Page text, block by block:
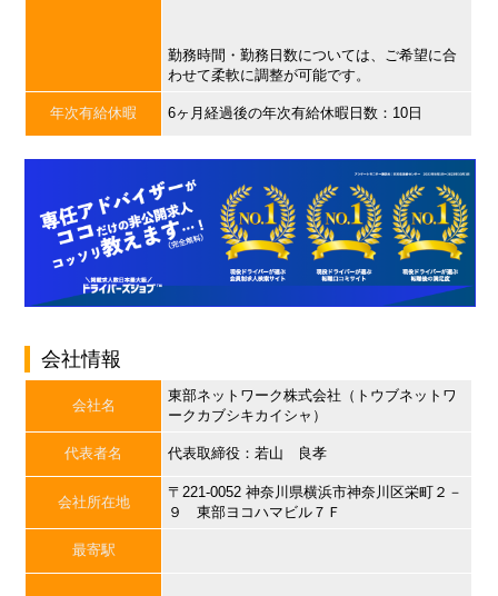
勤務時間・勤務日数については、ご希望に合
わせて柔軟に調整が可能です。
年次有給休暇 6ヶ月経過後の年次有給休暇日数：10日
会社情報
会社名
東部ネットワーク株式会社（トウブネットワ
ークカブシキカイシャ）
代表者名 代表取締役：若山 良孝
会社所在地
〒221-0052 神奈川県横浜市神奈川区栄町２－
９ 東部ヨコハマビル７Ｆ
最寄駅